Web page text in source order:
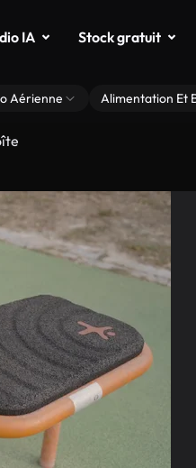
IA Stock gratuit
Aérienne Alimentation Et